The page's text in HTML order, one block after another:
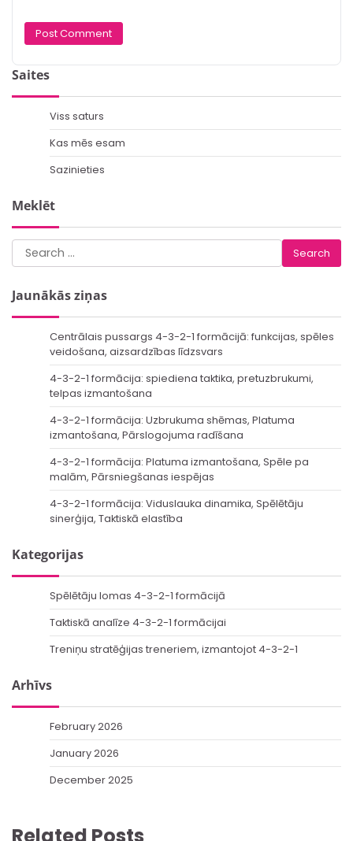
Saites
Viss saturs
Kas mēs esam
Sazinieties
Meklēt
Search
for:
Jaunākās ziņas
Centrālais pussargs 4-3-2-1 formācijā: funkcijas, spēles
veidošana, aizsardzības līdzsvars
4-3-2-1 formācija: spiediena taktika, pretuzbrukumi,
telpas izmantošana
4-3-2-1 formācija: Uzbrukuma shēmas, Platuma
izmantošana, Pārslogojuma radīšana
4-3-2-1 formācija: Platuma izmantošana, Spēle pa
malām, Pārsniegšanas iespējas
4-3-2-1 formācija: Viduslauka dinamika, Spēlētāju
sinerģija, Taktiskā elastība
Kategorijas
Spēlētāju lomas 4-3-2-1 formācijā
Taktiskā analīze 4-3-2-1 formācijai
Treniņu stratēģijas treneriem, izmantojot 4-3-2-1
Arhīvs
February 2026
January 2026
December 2025